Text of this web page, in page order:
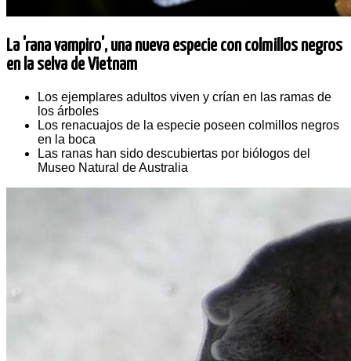
La 'rana vampiro', una nueva especie con colmillos negros
en la selva de Vietnam
Los ejemplares adultos viven y crían en las ramas de
los árboles
Los renacuajos de la especie poseen colmillos negros
en la boca
Las ranas han sido descubiertas por biólogos del
Museo Natural de Australia